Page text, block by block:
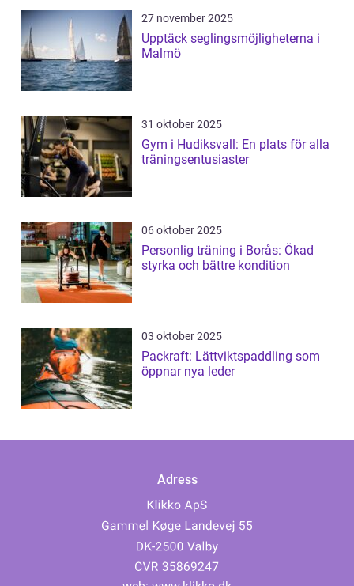
27 november 2025
Upptäck seglingsmöjligheterna i
Malmö
31 oktober 2025
Gym i Hudiksvall: En plats för alla
träningsentusiaster
06 oktober 2025
Personlig träning i Borås: Ökad
styrka och bättre kondition
03 oktober 2025
Packraft: Lättviktspaddling som
öppnar nya leder
Adress